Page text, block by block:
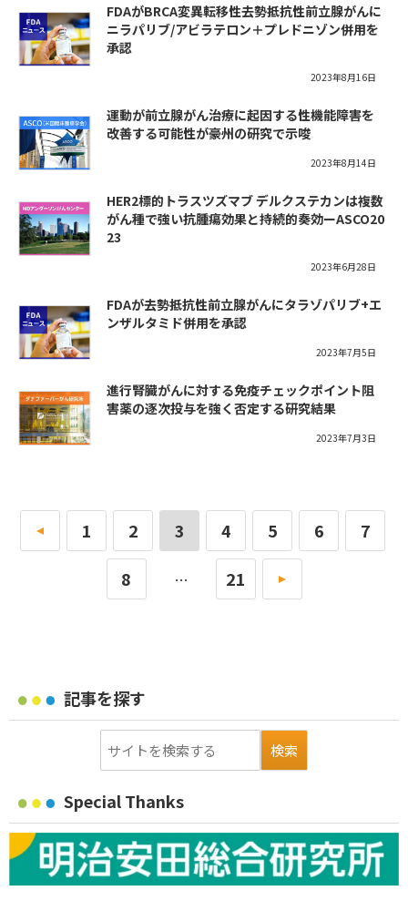
FDAがBRCA変異転移性去勢抵抗性前立腺がんに
ニラパリブ/アビラテロン＋プレドニゾン併用を
承認
2023年8月16日
運動が前立腺がん治療に起因する性機能障害を
改善する可能性が豪州の研究で示唆
2023年8月14日
HER2標的トラスツズマブ デルクステカンは複数
がん種で強い抗腫瘍効果と持続的奏効ーASCO20
23
2023年6月28日
FDAが去勢抵抗性前立腺がんにタラゾパリブ+エ
ンザルタミド併用を承認
2023年7月5日
進行腎臓がんに対する免疫チェックポイント阻
害薬の逐次投与を強く否定する研究結果
2023年7月3日
« 1 2 3 4 5 6 7
8 … 21 »
記事を探す
Special Thanks